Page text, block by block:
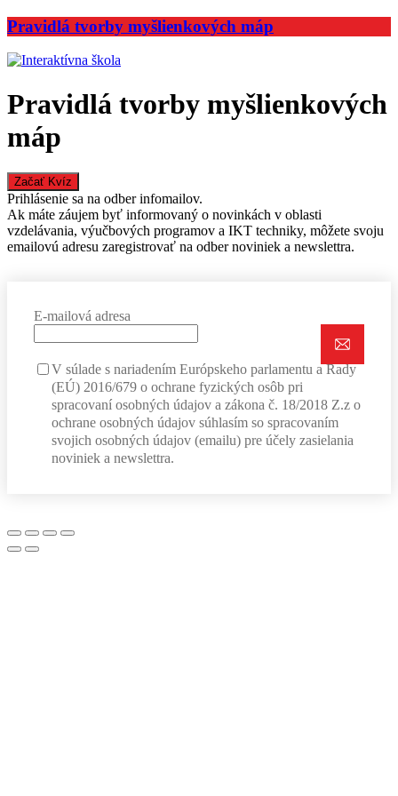
Pravidlá tvorby myšlienkových máp
Pravidlá tvorby myšlienkových
máp
Prihlásenie sa na odber infomailov.
Ak máte záujem byť informovaný o novinkách v oblasti
vzdelávania, výučbových programov a IKT techniky, môžete svoju
emailovú adresu zaregistrovať na odber noviniek a newslettra.
E-mailová adresa
V súlade s nariadením Európskeho parlamentu a Rady
(EÚ) 2016/679 o ochrane fyzických osôb pri
spracovaní osobných údajov a zákona č. 18/2018 Z.z o
ochrane osobných údajov súhlasím so spracovaním
svojich osobných údajov (emailu) pre účely zasielania
noviniek a newslettra.